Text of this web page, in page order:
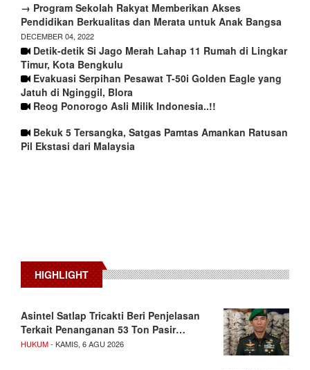
→ Program Sekolah Rakyat Memberikan Akses
Pendidikan Berkualitas dan Merata untuk Anak Bangsa
DECEMBER 04, 2022
Detik-detik Si Jago Merah Lahap 11 Rumah di Lingkar
Timur, Kota Bengkulu
Evakuasi Serpihan Pesawat T-50i Golden Eagle yang
Jatuh di Nginggil, Blora
Reog Ponorogo Asli Milik Indonesia..!!
Bekuk 5 Tersangka, Satgas Pamtas Amankan Ratusan
Pil Ekstasi dari Malaysia
HIGHLIGHT
Asintel Satlap Tricakti Beri Penjelasan
Terkait Penanganan 53 Ton Pasir…
HUKUM- KAMIS, 6 AGU 2026